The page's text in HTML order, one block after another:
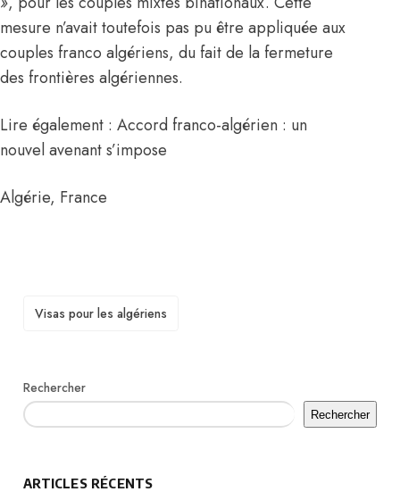
mesure n’avait toutefois pas pu être appliquée aux
couples franco algériens, du fait de la fermeture
des frontières algériennes.
Lire également : Accord franco-algérien : un
nouvel avenant s’impose
Algérie, France
TAGS
Visas pour les algériens
Rechercher
Rechercher
ARTICLES RÉCENTS